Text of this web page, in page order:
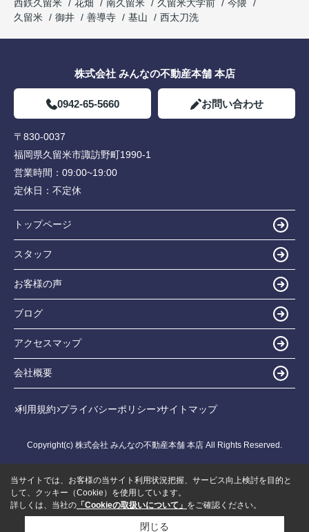
西鉄久留米
花畑 南久留米 久留米大学前
今隈
久留米
御井 善導寺 基山 西太刀洗
株式会社 みんなの不動産本舗 本店
0942-65-5660 お問い合わせ
〒830-0037
福岡県久留米市諏訪野町1990-1
営業時間： 09:00~19:00
定休日： 不定休
トップページ
スタッフ
お客様の声
ブログ
アクセスマップ
会社概要
利用規約 プライバシーポリシー サイトマップ
Copyright(c) 株式会社 みんなの不動産本舗 本店 All Rights Reserved.
当サイトでは、お客様の当サイト利用状況把握、サービス向上検討を目的と
して、クッキー（Cookie）を使用しています。
詳しくは、当社の 「Cookieの取扱いについて」 をご確認ください。
閉じる